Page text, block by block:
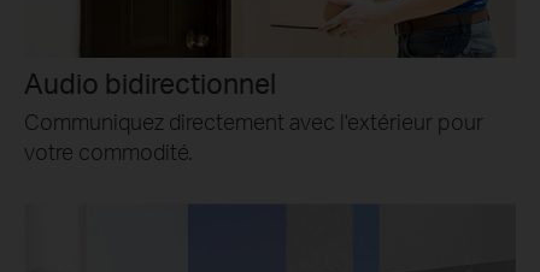
Audio bidirectionnel
Communiquez directement avec l'extérieur pour
votre commodité.